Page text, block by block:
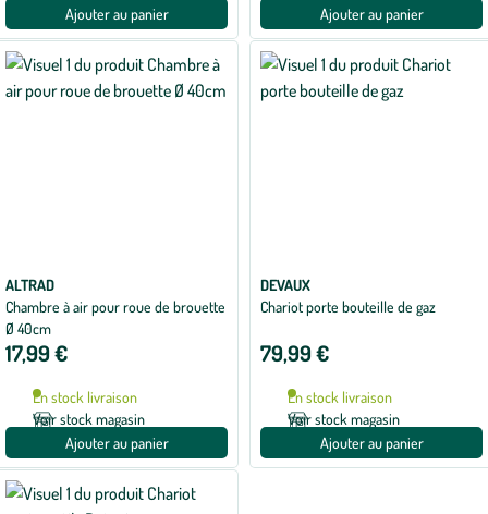
Ajouter au panier
Ajouter au panier
ALTRAD
Chambre à air pour roue de brouette
Ø 40cm
17,99 €
En stock livraison
Voir stock magasin
Ajouter au panier
DEVAUX
Chariot porte bouteille de gaz
79,99 €
En stock livraison
Voir stock magasin
Ajouter au panier